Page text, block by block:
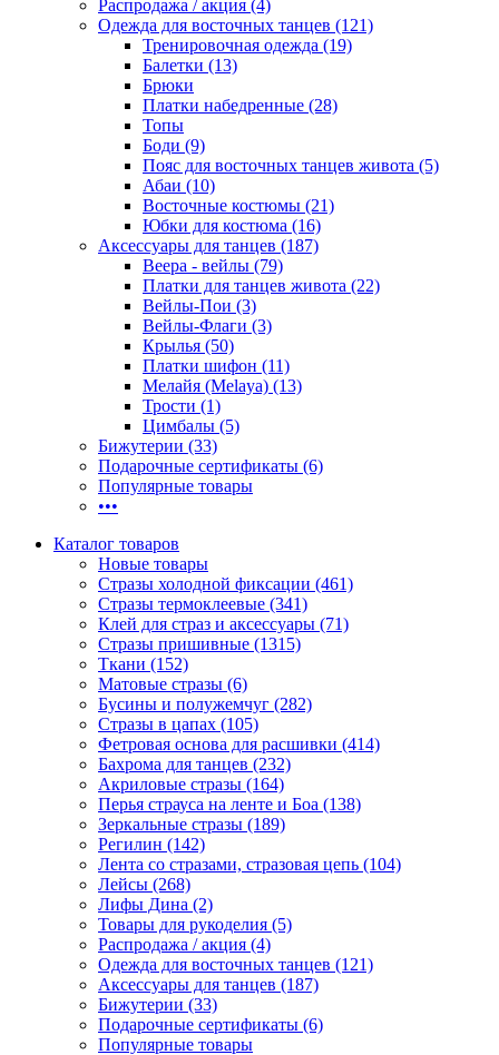
Распродажа / акция (4)
Одежда для восточных танцев (121)
Тренировочная одежда (19)
Балетки (13)
Брюки
Платки набедренные (28)
Топы
Боди (9)
Пояс для восточных танцев живота (5)
Абаи (10)
Восточные костюмы (21)
Юбки для костюма (16)
Аксессуары для танцев (187)
Веера - вейлы (79)
Платки для танцев живота (22)
Вейлы-Пои (3)
Вейлы-Флаги (3)
Крылья (50)
Платки шифон (11)
Мелайя (Melaya) (13)
Трости (1)
Цимбалы (5)
Бижутерии (33)
Подарочные сертификаты (6)
Популярные товары
•••
Каталог товаров
Новые товары
Стразы холодной фиксации (461)
Стразы термоклеевые (341)
Клей для страз и аксессуары (71)
Стразы пришивные (1315)
Ткани (152)
Матовые стразы (6)
Бусины и полужемчуг (282)
Стразы в цапах (105)
Фетровая основа для расшивки (414)
Бахрома для танцев (232)
Акриловые стразы (164)
Перья страуса на ленте и Боа (138)
Зеркальные стразы (189)
Регилин (142)
Лента со стразами, стразовая цепь (104)
Лейсы (268)
Лифы Дина (2)
Товары для рукоделия (5)
Распродажа / акция (4)
Одежда для восточных танцев (121)
Аксессуары для танцев (187)
Бижутерии (33)
Подарочные сертификаты (6)
Популярные товары